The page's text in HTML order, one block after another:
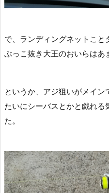
で、ランディングネットこと
ぶっこ抜き大王のおいらはあ
というか、アジ狙いがメイ
たいにシーバスとかと戯れ
た。